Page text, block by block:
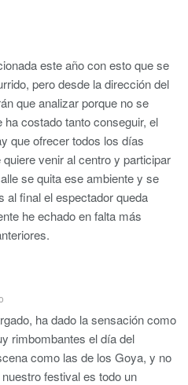
este año con esto que se
pero desde la dirección del
que analizar porque no se
costado tanto conseguir, el
que ofrecer todos los días
venir al centro y participar
se quita ese ambiente y se
al final el espectador queda
he echado en falta más
ha dado la sensación como
rimbombantes el día del
como las de los Goya, y no
festival es todo un